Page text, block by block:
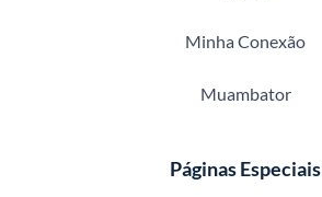
Minha Conexão
Muambator
Páginas Especiais